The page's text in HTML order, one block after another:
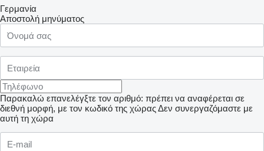
Γερμανία
Αποστολή μηνύματος
Παρακαλώ επανελέγξτε τον αριθμό: πρέπει να αναφέρεται σε
διεθνή μορφή, με τον κωδικό της χώραςΔεν συνεργαζόμαστε με
αυτή τη χώρα